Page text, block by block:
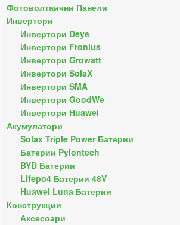
Фотоволтаични Панели
Инвертори
Инвертори Deye
Инвертори Fronius
Инвертори Growatt
Инвертори SolaX
Инвертори SMA
Инвертори GoodWe
Инвертори Huawei
Акумулатори
Solax Triple Power Батерии
Батерии Pylontech
BYD Батерии
Lifepo4 Батерии 48V
Huawei Luna Батерии
Конструкции
Аксесоари